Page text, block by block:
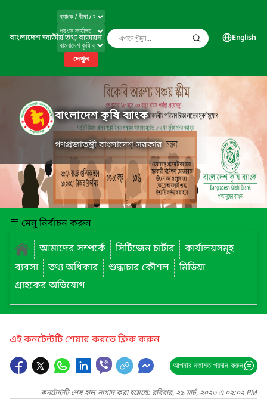
বাংলাদেশ জাতীয় তথ্য বাতায়ন
দেখুন
English
বাংলাদেশ কৃষি ব্যাংক
গণপ্রজাতন্ত্রী বাংলাদেশ সরকার
মেনু নির্বাচন করুন
আমাদের সম্পর্কে
সিটিজেন চার্টার
কার্যালয়সমূহ
ব্যবসা
তথ্য অধিকার শুদ্ধাচার কৌশল
মিডিয়া
গ্রাহকের অভিযোগ
এই কনটেন্টটি শেয়ার করতে ক্লিক করুন
আপনার মতামত প্রদান করুন
কনটেন্টটি শেষ হাল-নাগাদ করা হয়েছে: রবিবার, ২৯ মার্চ, ২০২৬ এ ০২:০২ PM